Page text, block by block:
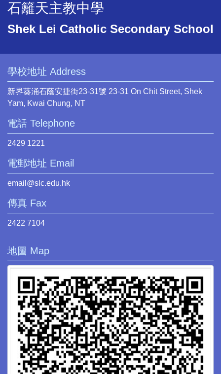
石籬天主教中學
Shek Lei Catholic Secondary School
學校地址 Address
新界葵涌石蔭安捷街23-31號 23-31 On Chit Street, Shek
Yam, Kwai Chung, NT
電話 Telephone
2429 1221
電郵地址 Email
email@slc.edu.hk
傳真 Fax
2422 7104
地圖 Map